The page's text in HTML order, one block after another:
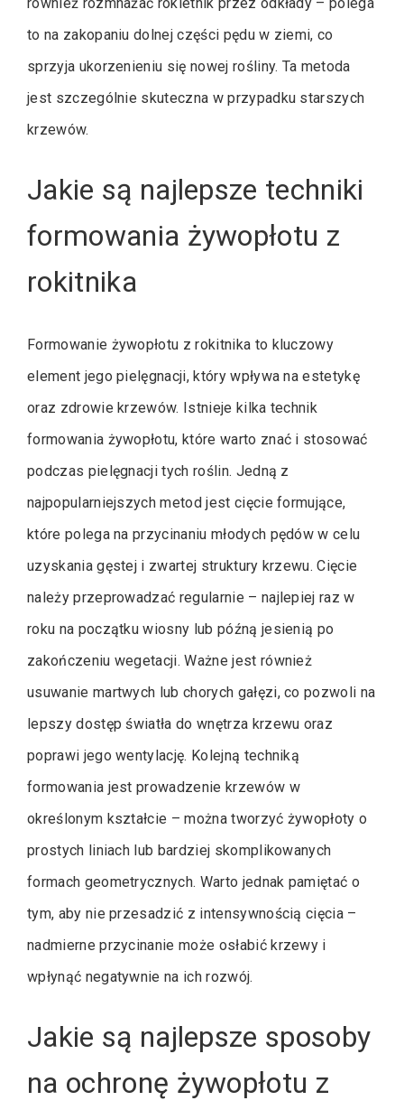
również rozmnażać rokietnik przez odkłady – polega
to na zakopaniu dolnej części pędu w ziemi, co
sprzyja ukorzenieniu się nowej rośliny. Ta metoda
jest szczególnie skuteczna w przypadku starszych
krzewów.
Jakie są najlepsze techniki
formowania żywopłotu z
rokitnika
Formowanie żywopłotu z rokitnika to kluczowy
element jego pielęgnacji, który wpływa na estetykę
oraz zdrowie krzewów. Istnieje kilka technik
formowania żywopłotu, które warto znać i stosować
podczas pielęgnacji tych roślin. Jedną z
najpopularniejszych metod jest cięcie formujące,
które polega na przycinaniu młodych pędów w celu
uzyskania gęstej i zwartej struktury krzewu. Cięcie
należy przeprowadzać regularnie – najlepiej raz w
roku na początku wiosny lub późną jesienią po
zakończeniu wegetacji. Ważne jest również
usuwanie martwych lub chorych gałęzi, co pozwoli na
lepszy dostęp światła do wnętrza krzewu oraz
poprawi jego wentylację. Kolejną techniką
formowania jest prowadzenie krzewów w
określonym kształcie – można tworzyć żywopłoty o
prostych liniach lub bardziej skomplikowanych
formach geometrycznych. Warto jednak pamiętać o
tym, aby nie przesadzić z intensywnością cięcia –
nadmierne przycinanie może osłabić krzewy i
wpłynąć negatywnie na ich rozwój.
Jakie są najlepsze sposoby
na ochronę żywopłotu z